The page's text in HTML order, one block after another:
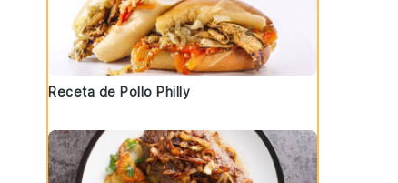
Receta de Pollo Philly